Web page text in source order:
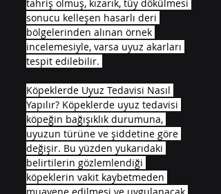
tahriş olmuş, kızarık, tüy dökülmesi
sonucu kelleşen hasarlı deri
bölgelerinden alınan örnek
incelemesiyle, varsa uyuz akarları
tespit edilebilir.
Köpeklerde Uyuz Tedavisi Nasıl
Yapılır? Köpeklerde uyuz tedavisi
köpeğin bağışıklık durumuna,
uyuzun türüne ve şiddetine göre
değişir. Bu yüzden yukarıdaki
belirtilerin gözlemlendiği
köpeklerin vakit kaybetmeden